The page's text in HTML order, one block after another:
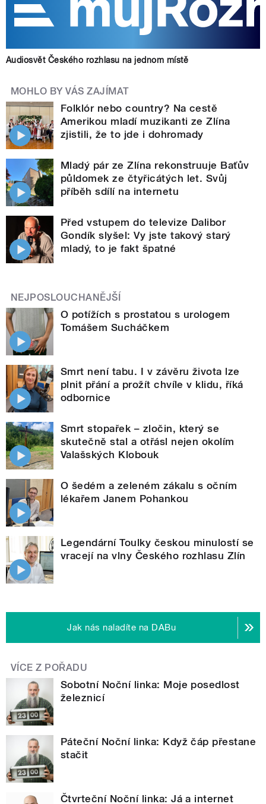
Audiosvět Českého rozhlasu na jednom místě
MOHLO BY VÁS ZAJÍMAT
Folklór nebo country? Na cestě
Amerikou mladí muzikanti ze Zlína
zjistili, že to jde i dohromady
Mladý pár ze Zlína rekonstruuje Baťův
půldomek ze čtyřicátých let. Svůj
příběh sdílí na internetu
Před vstupem do televize Dalibor
Gondík slyšel: Vy jste takový starý
mladý, to je fakt špatné
NEJPOSLOUCHANĚJŠÍ
O potížích s prostatou s urologem
Tomášem Sucháčkem
Smrt není tabu. I v závěru života lze
plnit přání a prožít chvíle v klidu, říká
odbornice
Smrt stopařek – zločin, který se
skutečně stal a otřásl nejen okolím
Valašských Klobouk
O šedém a zeleném zákalu s očním
lékařem Janem Pohankou
Legendární Toulky českou minulostí se
vracejí na vlny Českého rozhlasu Zlín
Jak nás naladíte na DABu
VÍCE Z POŘADU
Sobotní Noční linka: Moje posedlost
železnicí
Páteční Noční linka: Když čáp přestane
stačit
Čtvrteční Noční linka: Já a internet